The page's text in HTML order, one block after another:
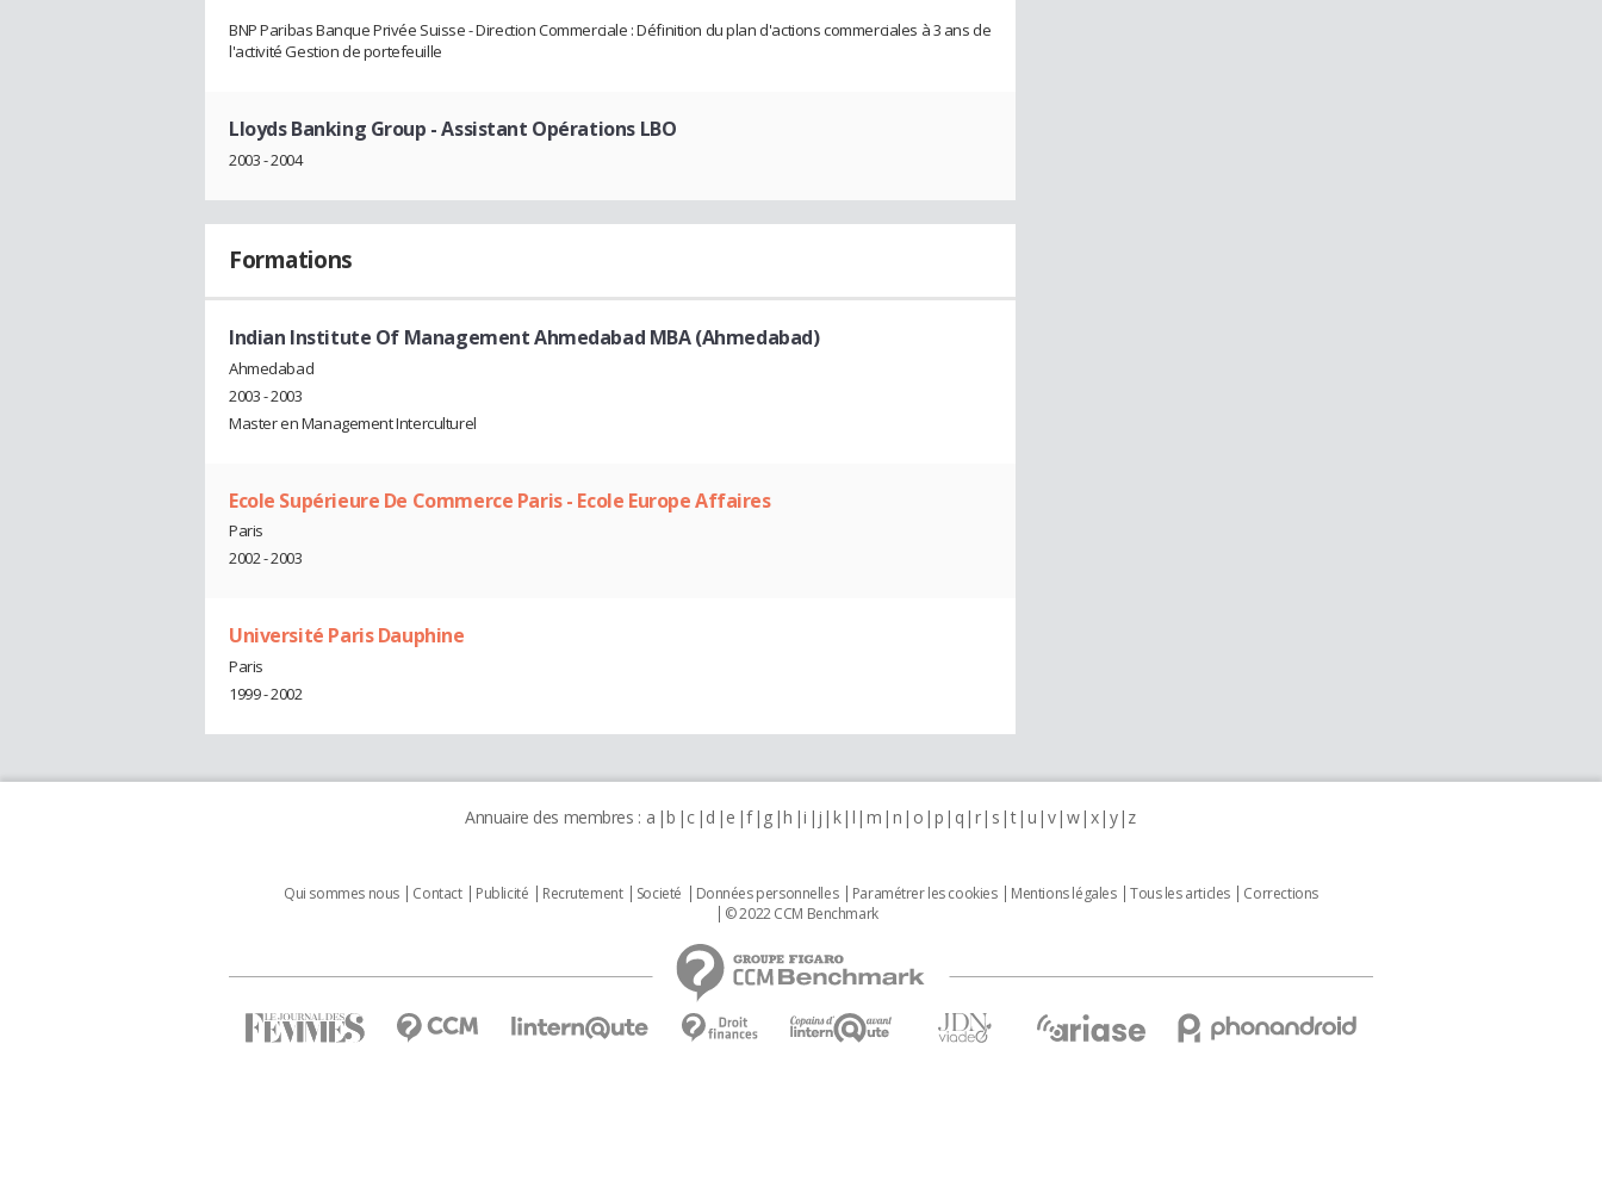
BNP Paribas Banque Privée Suisse - Direction Commerciale : Définition du plan d'actions commerciales à 3 ans de
l'activité Gestion de portefeuille
Lloyds Banking Group - Assistant Opérations LBO
2003 - 2004
Formations
Indian Institute Of Management Ahmedabad MBA (Ahmedabad)
Ahmedabad
2003 - 2003
Master en Management Interculturel
Ecole Supérieure De Commerce Paris - Ecole Europe Affaires
Paris
2002 - 2003
Université Paris Dauphine
Paris
1999 - 2002
Annuaire des membres : a b c d e f g h i j k l m n o p q r s t u v w x y z
Qui sommes nous Contact Publicité Recrutement Societé Données personnelles Paramétrer les cookies Mentions légales Tous les articles
Corrections
© 2022 CCM Benchmark